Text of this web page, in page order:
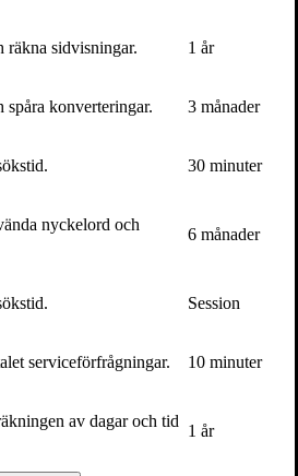
din inbox
räkna sidvisningar. 1 år
spåra konverteringar. 3 månader
30 minuter
nyckelord och
6 månader
Session
serviceförfrågningar. 10 minuter
av dagar och tid
1 år